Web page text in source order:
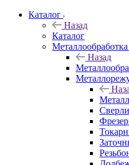
Каталог
Назад
Каталог
Металлообработка
Назад